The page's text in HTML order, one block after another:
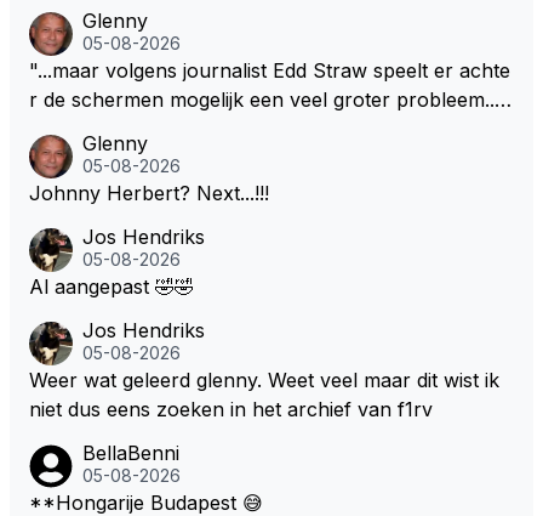
presentator bij RTL Duitsland, een televisiezender di
e de Formule 1 uitzendt in Duitsland..., mwah!
Glenny
05-08-2026
"...maar volgens journalist Edd Straw speelt er achte
r de schermen mogelijk een veel groter probleem..."
Glenny
05-08-2026
Johnny Herbert? Next...!!!
Jos Hendriks
05-08-2026
Al aangepast 🤣🤣
Jos Hendriks
05-08-2026
Weer wat geleerd glenny. Weet veel maar dit wist ik
niet dus eens zoeken in het archief van f1rv
BellaBenni
05-08-2026
**Hongarije Budapest 😅